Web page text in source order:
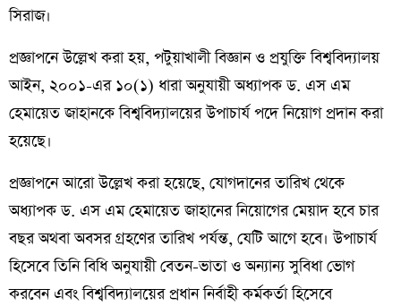
সিরাজ।
প্রজ্ঞাপনে উল্লেখ করা হয়, পটুয়াখালী বিজ্ঞান ও প্রযুক্তি বিশ্ববিদ্যালয়
আইন, ২০০১-এর ১০(১) ধারা অনুযায়ী অধ্যাপক ড. এস এম
হেমায়েত জাহানকে বিশ্ববিদ্যালয়ের উপাচার্য পদে নিয়োগ প্রদান করা
হয়েছে।
প্রজ্ঞাপনে আরো উল্লেখ করা হয়েছে, যোগদানের তারিখ থেকে
অধ্যাপক ড. এস এম হেমায়েত জাহানের নিয়োগের মেয়াদ হবে চার
বছর অথবা অবসর গ্রহণের তারিখ পর্যন্ত, যেটি আগে হবে। উপাচার্য
হিসেবে তিনি বিধি অনুযায়ী বেতন-ভাতা ও অন্যান্য সুবিধা ভোগ
করবেন এবং বিশ্ববিদ্যালয়ের প্রধান নির্বাহী কর্মকর্তা হিসেবে